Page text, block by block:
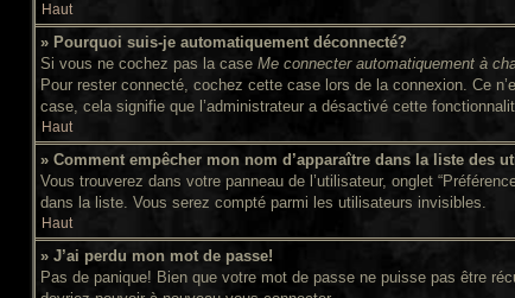
Haut
» Pourquoi suis-je automatiquement déconnecté?
Si vous ne cochez pas la case Me connecter automatiquement à
Pour rester connecté, cochez cette case lors de la connexion. Ce
case, cela signifie que l’administrateur a désactivé cette
Haut
» Comment empêcher mon nom d’apparaître dans la liste des
Vous trouverez dans votre panneau de l’utilisateur, onglet
dans la liste. Vous serez compté parmi les utilisateurs invisibles.
Haut
» J’ai perdu mon mot de passe!
Pas de panique! Bien que votre mot de passe ne puisse pas être